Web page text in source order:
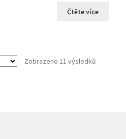
Čtěte více
Zobrazeno 11 výsledkůSeřazeno